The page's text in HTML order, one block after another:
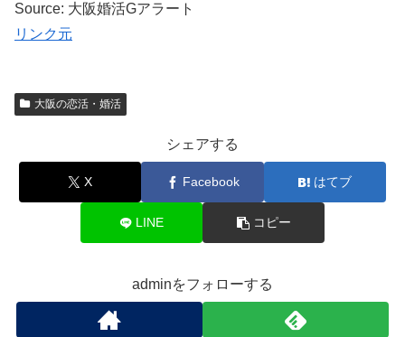
Source: 大阪婚活Gアラート
リンク元
大阪の恋活・婚活
シェアする
X Facebook はてブ
LINE コピー
adminをフォローする